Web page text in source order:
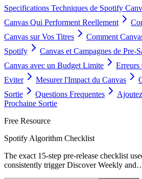
Specifications Techniques de Spotify
Canvas Qui Performent Reellement
Canvas sur Vos Titres
Comment
Spotify
Canvas et Campagnes de Pre-
Canvas avec un Budget Limite
Erreurs
Eviter
Mesurer l'Impact du Canvas
Sortie
Questions Frequentes
Prochaine Sortie
Free Resource
Spotify Algorithm Checklist
The exact 15-step pre-release checklist
consistently trigger Discover Weekly and